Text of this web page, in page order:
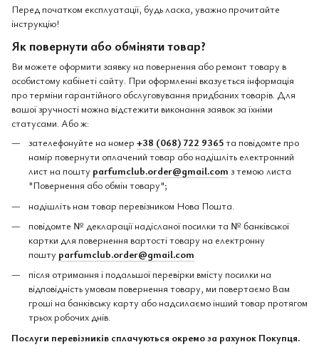
Перед початком експлуатації, будь ласка, уважно прочитайте
інструкцію!
Як повернути або обміняти товар?
Ви можете оформити заявку на повернення або ремонт товару в
особистому кабінеті сайту. При оформленні вказується інформація
про терміни гарантійного обслуговування придбаних товарів. Для
вашої зручності можна відстежити виконання заявок за їхніми
статусами. Або ж:
зателефонуйте на номер +38 (068) 722 9365та повідомте про
намір повернути оплачений товар або надішліть електронний
лист на пошту parfumclub.order@gmail.com з темою листа
"Повернення або обмін товару";
надішліть нам товар перевізником Нова Пошта.
повідомте № декларації надісланої посилки та № банківської
картки для повернення вартості товару на електронну
пошту parfumclub.order@gmail.com
після отримання і подальшої перевірки вмісту посилки на
відповідність умовам повернення товару, ми повертаємо Вам
гроші на банківську карту або надсилаємо інший товар протягом
трьох робочих днів.
Послуги перевізників сплачуються окремо за рахунок Покупця.